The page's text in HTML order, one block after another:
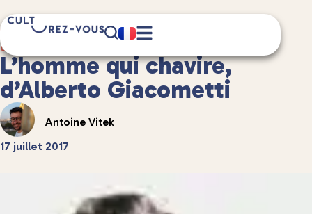
Culture
2 minute(s) de lecture
L’homme qui chavire,
d’Alberto Giacometti
Antoine Vitek
17 juillet 2017